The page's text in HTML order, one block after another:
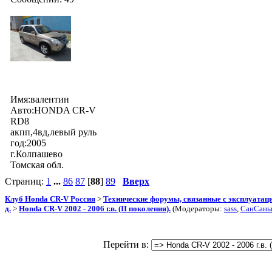
Имя:валентин
Авто:HONDA CR-V
RD8
акпп,4вд,левый руль
год:2005
г.Колпашево
Томская обл.
Страниц: 1 ... 86 87 [88] 89 Вверх
Клуб Honda CR-V Россия > Технические форумы, связанные с
д. > Honda CR-V 2002 - 2006 г.в. (II поколения). (Модераторы: sass,
Перейти в: